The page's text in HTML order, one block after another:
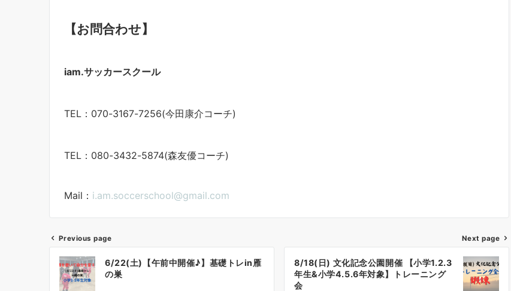
【お問合わせ】
iam.サッカースクール
TEL：070-3167-7256(今田康介コーチ)
TEL：080-3432-5874(森友優コーチ)
Mail： i.am.soccerschool@gmail.com
投
稿
Previous page
6/22(土)【午前中開催♪】基礎トレin雁
の巣
Next page
8/18(日) 文化記念公園開催 【小学1.2.3
年生&小学4.5.6年対象】トレーニング
会